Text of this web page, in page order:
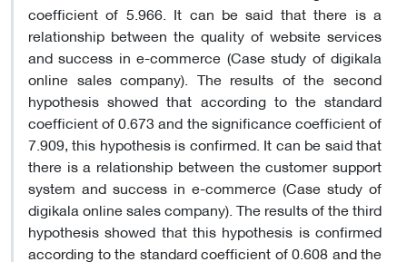
coefficient of 5.966. It can be said that there is a
relationship between the quality of website services
and success in e-commerce (Case study of digikala
online sales company). The results of the second
hypothesis showed that according to the standard
coefficient of 0.673 and the significance coefficient of
7.909, this hypothesis is confirmed. It can be said that
there is a relationship between the customer support
system and success in e-commerce (Case study of
digikala online sales company). The results of the third
hypothesis showed that this hypothesis is confirmed
according to the standard coefficient of 0.608 and the